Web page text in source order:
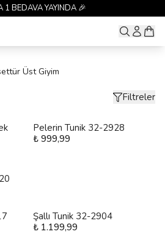
1 BEDAVA YAYINDA 🎉
Üst Giyim
Filtreler
Pelerin Tunik 32-2928
₺ 999,99
Şallı Tunik 32-2904
₺ 1.199,99